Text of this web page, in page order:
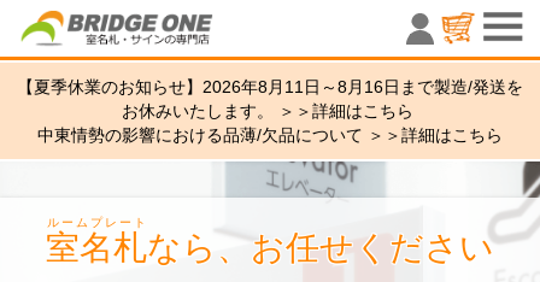
室名札・
【夏季休業のお知らせ】2026年8月11日～8月16日まで製造/発送を
お休みいたします。 ＞＞詳細はこちら
中東情勢の影響における品薄/欠品について ＞＞詳細はこちら
室名札
ルームプレート
なら、お任せください